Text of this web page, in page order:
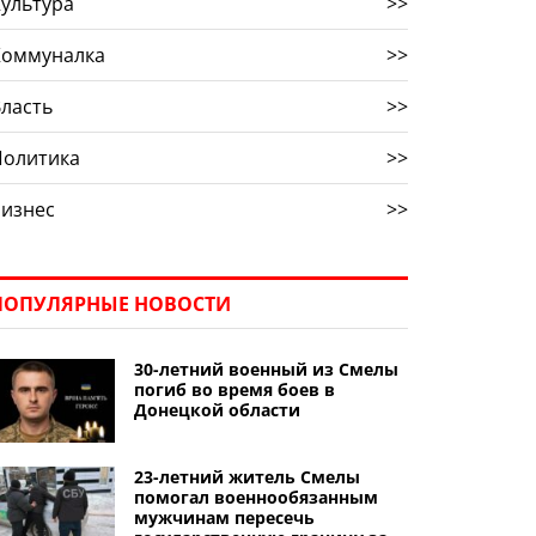
>>
>>
>>
>>
НОВОСТИ
30-летний военный из Смелы
погиб во время боев в
Донецкой области
23-летний житель Смелы
помогал военнообязанным
мужчинам пересечь